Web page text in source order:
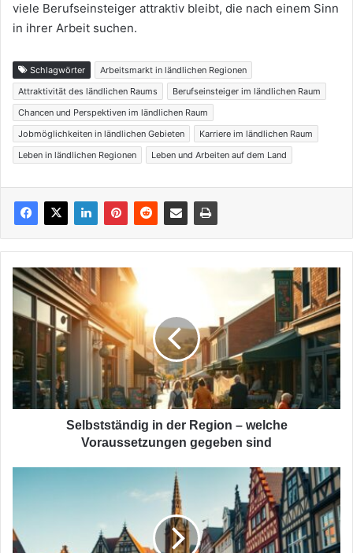
viele Berufseinsteiger attraktiv bleibt, die nach einem Sinn
in ihrer Arbeit suchen.
Schlagwörter
Arbeitsmarkt in ländlichen Regionen
Attraktivität des ländlichen Raums
Berufseinsteiger im ländlichen Raum
Chancen und Perspektiven im ländlichen Raum
Jobmöglichkeiten in ländlichen Gebieten
Karriere im ländlichen Raum
Leben in ländlichen Regionen
Leben und Arbeiten auf dem Land
Selbstständig
in
Region
welche
Voraussetzungen
gegeben
sind
Selbstständig in der Region – welche
Voraussetzungen gegeben sind
die